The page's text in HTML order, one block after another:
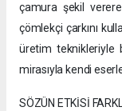
çamura şekil
çömlekçi çarkını
üretim teknikleriyle
mirasıyla kendi
SÖZÜN ETKİSİ